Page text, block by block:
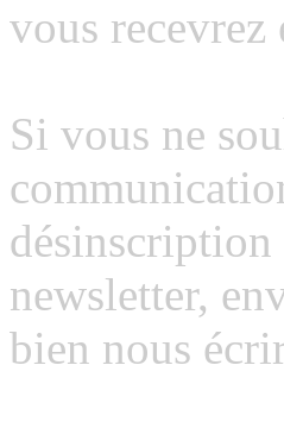
vous recevrez
Si vous ne
désinscription
newsletter,
bien nous